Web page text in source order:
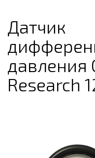
Датчик
давления
Research